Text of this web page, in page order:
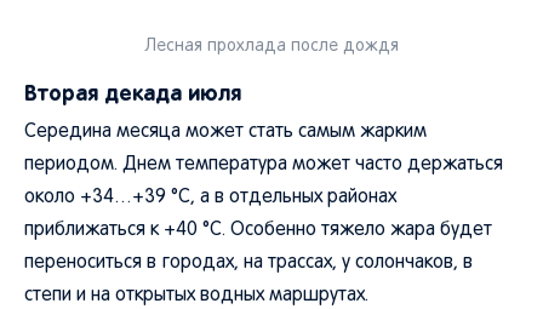
Лесная прохлада после дождя
Вторая декада июля
Середина месяца может стать самым жарким
периодом. Днем температура может часто держаться
около +34…+39 °C, а в отдельных районах
приближаться к +40 °C. Особенно тяжело жара будет
переноситься в городах, на трассах, у солончаков, в
степи и на открытых водных маршрутах.